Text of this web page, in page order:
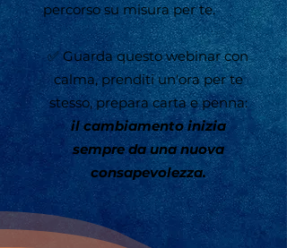
percorso su misura per te.
✅ Guarda questo webinar con
calma, prenditi un'ora per te
stesso, prepara carta e penna:
il cambiamento inizia
sempre da una nuova
consapevolezza.